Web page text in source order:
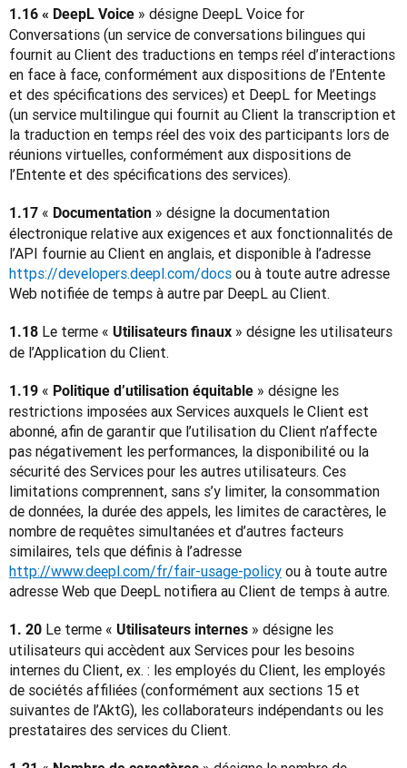
1.16 « DeepL Voice » désigne DeepL Voice for
Conversations (un service de conversations bilingues qui
fournit au Client des traductions en temps réel d’interactions
en face à face, conformément aux dispositions de l’Entente
et des spécifications des services) et DeepL for Meetings
(un service multilingue qui fournit au Client la transcription et
la traduction en temps réel des voix des participants lors de
réunions virtuelles, conformément aux dispositions de
l’Entente et des spécifications des services).
1.17 « Documentation » désigne la documentation
électronique relative aux exigences et aux fonctionnalités de
https://developers.deepl.com/docs ou à toute autre adresse
Web notifiée de temps à autre par DeepL au Client.
1.18 Le terme « Utilisateurs finaux » désigne les utilisateurs
de l’Application du Client.
1.19 « Politique d’utilisation équitable » désigne les
restrictions imposées aux Services auxquels le Client est
abonné, afin de garantir que l’utilisation du Client n’affecte
pas négativement les performances, la disponibilité ou la
sécurité des Services pour les autres utilisateurs. Ces
limitations comprennent, sans s’y limiter, la consommation
de données, la durée des appels, les limites de caractères, le
nombre de requêtes simultanées et d’autres facteurs
http://www.deepl.com/fr/fair-usage-policy ou à toute autre
adresse Web que DeepL notifiera au Client de temps à autre.
1. 20 Le terme « Utilisateurs internes » désigne les
utilisateurs qui accèdent aux Services pour les besoins
internes du Client, ex. : les employés du Client, les employés
de sociétés affiliées (conformément aux sections 15 et
suivantes de l’AktG), les collaborateurs indépendants ou les
prestataires des services du Client.